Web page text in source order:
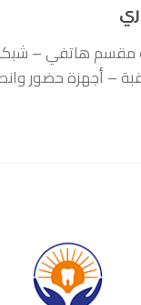
مقسم هاتفي –
– أجهزة حضور